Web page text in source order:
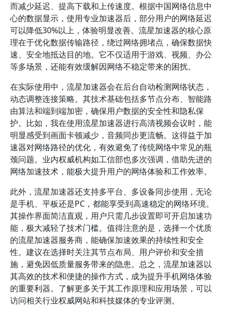
而减少延迟、提高下载和上传速度。根据中国网络信息中
心的数据显示，使用专业加速器后，部分用户的网络延迟
可以降低30%以上，体验明显改善。流星加速器的核心原
理在于优化数据传输路径，绕过网络拥堵点，确保数据快
速、安全地抵达目的地。它不仅适用于游戏、视频、办公
等多场景，还能有效缓解因网络不稳定带来的困扰。
在实际使用中，流星加速器会在后台自动检测网络状态，
动态调整连接策略。其技术基础包括多节点分布、智能路
由算法和端到端加密，确保用户数据的安全性和隐私保
护。比如，我在使用流星加速器进行高清视频会议时，能
明显感受到画面卡顿减少，音频同步更流畅。这得益于加
速器对网络路径的优化，有效避免了传统网络中常见的瓶
颈问题。业内权威机构如工信部也多次强调，借助先进的
网络加速技术，能极大提升用户的网络体验和工作效率。
此外，流星加速器还支持多平台、多设备同步使用，无论
是手机、平板还是PC，都能享受到高速稳定的网络环境。
其操作界面简洁直观，用户只需几步设置即可开启加速功
能，极大减轻了技术门槛。值得注意的是，选择一个优质
的流星加速器服务商，能确保加速效果的持续性和安全
性。建议在选择时关注其节点布局、用户评价和安全措
施，避免因低质量服务带来的隐患。总之，流星加速器以
其高效的技术和便捷的操作方式，成为提升手机网络体验
的重要利器。了解更多关于其工作原理和应用场景，可以
访问相关行业权威网站和科技媒体的专业评测。